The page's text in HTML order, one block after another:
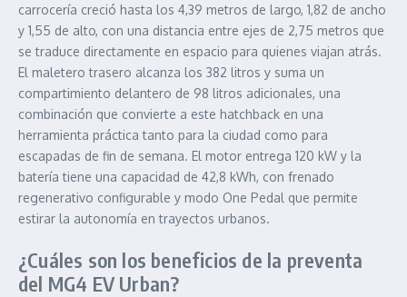
carrocería creció hasta los 4,39 metros de largo, 1,82 de ancho
y 1,55 de alto, con una distancia entre ejes de 2,75 metros que
se traduce directamente en espacio para quienes viajan atrás.
El maletero trasero alcanza los 382 litros y suma un
compartimiento delantero de 98 litros adicionales, una
combinación que convierte a este hatchback en una
herramienta práctica tanto para la ciudad como para
escapadas de fin de semana. El motor entrega 120 kW y la
batería tiene una capacidad de 42,8 kWh, con frenado
regenerativo configurable y modo One Pedal que permite
estirar la autonomía en trayectos urbanos.
¿Cuáles son los beneficios de la preventa
del MG4 EV Urban?